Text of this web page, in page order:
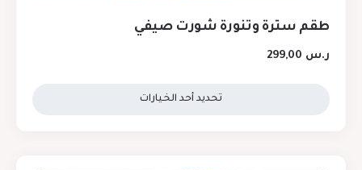
طقم سترة وتنورة شورت صيفي
ر.س
تحديد أحد الخيارات